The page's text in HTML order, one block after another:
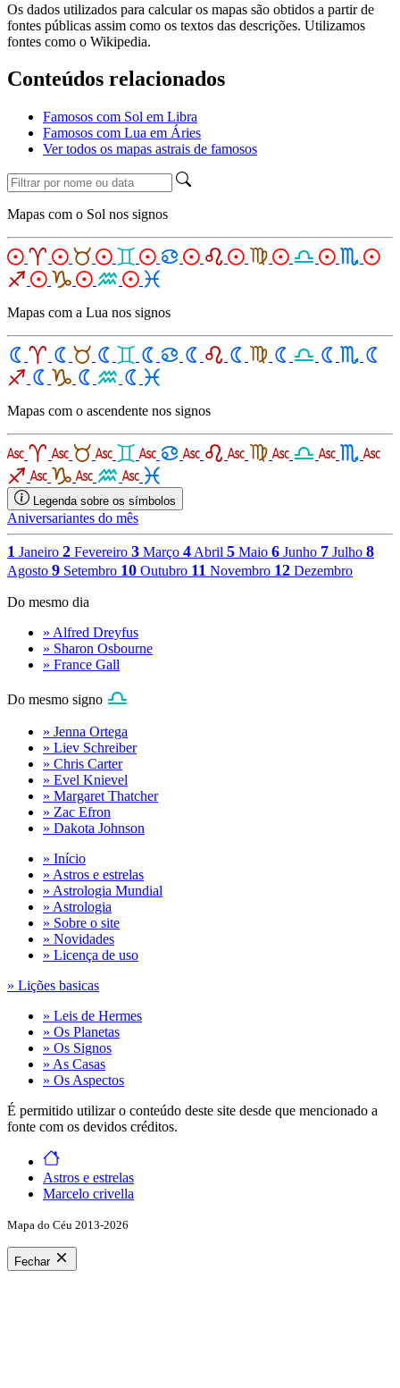
Os dados utilizados para calcular os mapas são obtidos a partir de
fontes públicas assim como os textos das descrições. Utilizamos
fontes como o Wikipedia.
Conteúdos relacionados
Famosos com Sol em Libra
Famosos com Lua em Áries
Ver todos os mapas astrais de famosos
Mapas com o Sol nos signos
Mapas com a Lua nos signos
Mapas com o ascendente nos signos
Legenda sobre os símbolos
Aniversariantes do mês
1 Janeiro 2 Fevereiro 3 Março 4 Abril 5 Maio 6 Junho 7 Julho 8
Agosto 9 Setembro 10 Outubro 11 Novembro 12 Dezembro
Do mesmo dia
» Alfred Dreyfus
» Sharon Osbourne
» France Gall
Do mesmo signo
» Jenna Ortega
» Liev Schreiber
» Chris Carter
» Evel Knievel
» Margaret Thatcher
» Zac Efron
» Dakota Johnson
» Início
» Astros e estrelas
» Astrologia Mundial
» Astrologia
» Sobre o site
» Novidades
» Licença de uso
» Lições basicas
» Leis de Hermes
» Os Planetas
» Os Signos
» As Casas
» Os Aspectos
É permitido utilizar o conteúdo deste site desde que mencionado a
fonte com os devidos créditos.
Astros e estrelas
Marcelo crivella
Mapa do Céu 2013-2026
Fechar